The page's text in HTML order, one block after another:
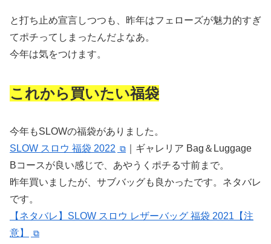
と打ち止め宣言しつつも、昨年はフェローズが魅力的すぎ
てポチってしまったんだよなあ。
今年は気をつけます。
これから買いたい福袋
今年もSLOWの福袋がありました。
SLOW スロウ 福袋 2022
｜ギャレリア Bag＆Luggage
Bコースが良い感じで、あやうくポチる寸前まで。
昨年買いましたが、サブバッグも良かったです。ネタバレ
です。
【ネタバレ】SLOW スロウ レザーバッグ 福袋 2021【注
意】